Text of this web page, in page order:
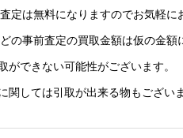
定は無料になりますのでお気軽に
の事前査定の買取金額は仮の金額
できない可能性がございます。
しては引取が出来る物もござい